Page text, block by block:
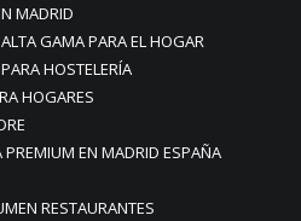
MADRID
GAMA PARA EL HOGAR
HOSTELERÍA
HOGARES
EN MADRID ESPAÑA
RESTAURANTES